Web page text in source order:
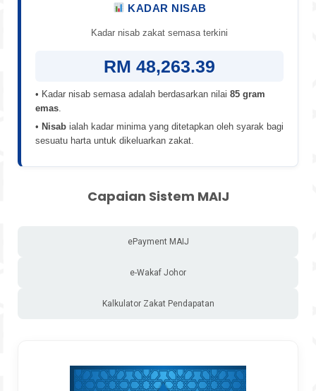
KADAR NISAB
Kadar nisab zakat semasa terkini
RM 48,263.39
• Kadar nisab semasa adalah berdasarkan nilai 85 gram
emas
• Nisab ialah kadar minima yang ditetapkan oleh syarak bagi
sesuatu harta untuk dikeluarkan zakat.
Capaian Sistem MAIJ
ePayment MAIJ
e-Wakaf Johor
Kalkulator Zakat Pendapatan